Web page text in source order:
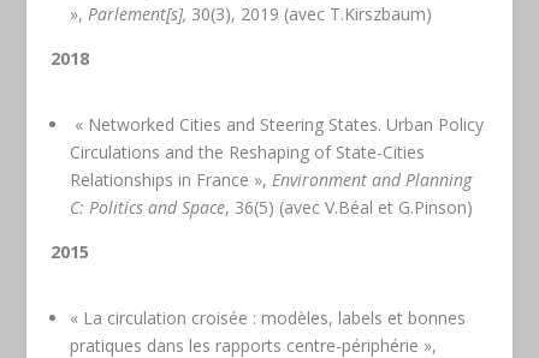
», Parlement[s], 30(3), 2019 (avec T.Kirszbaum)
2018
« Networked Cities and Steering States. Urban Policy
Circulations and the Reshaping of State-Cities
Relationships in France », Environment and Planning
C: Politics and Space, 36(5) (avec V.Béal et G.Pinson)
2015
« La circulation croisée : modèles, labels et bonnes
pratiques dans les rapports centre-périphérie »,